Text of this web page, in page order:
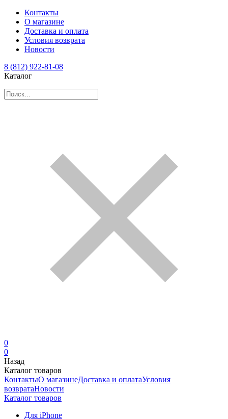
Контакты
О магазине
Доставка и оплата
Условия возврата
Новости
8 (812) 922-81-08
Каталог
0
0
Назад
Каталог товаров
КонтактыО магазинеДоставка и оплатаУсловия
возвратаНовости
Каталог товаров
Для iPhone